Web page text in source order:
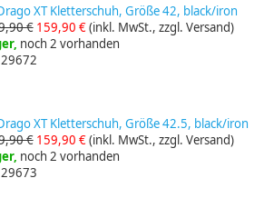
XT Kletterschuh, Größe 42, black/iron
€ 159,90 €(inkl. MwSt., zzgl. Versand)
noch 2 vorhanden
XT Kletterschuh, Größe 42.5, black/iron
€ 159,90 €(inkl. MwSt., zzgl. Versand)
noch 2 vorhanden